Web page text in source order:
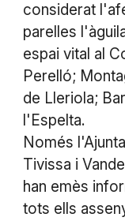
considerat
parelles
espai vital al
Perelló;
de Lleriola;
l'Espelta.
Només
Tivissa i
han emès
tots ells